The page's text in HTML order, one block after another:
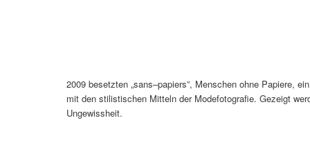
2009 besetzten „sans–papiers”, Menschen ohne Papiere,
mit den stilistischen Mitteln der Modefotografie. Gezeigt
Ungewissheit.